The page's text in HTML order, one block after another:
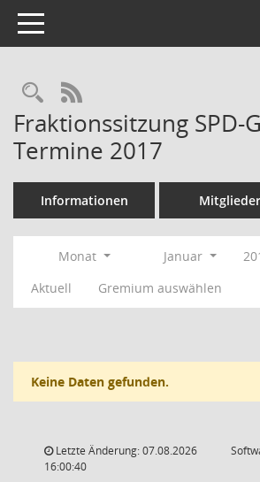
Toggle navigation
RSS-Feed
Fraktionssitzung SPD-
Termine 2017
Informationen Mitglieder
Monat Januar
Aktuell
Gremium auswählen
Keine Daten gefunden.
Letzte Änderung: 07.08.2026
16:00:40